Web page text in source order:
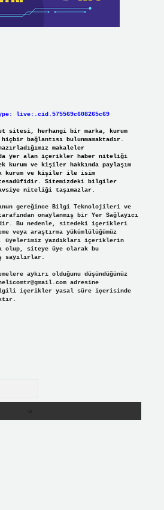
live:.cid.575569c608265c69
sitesi, herhangi bir marka, kurum
bağlantısı bulunmamaktadır.
makaleler
yer alan içerikler haber niteliği
kurum ve kişiler hakkında paylaşım
kurum ve kişiler ile isim
tesadüfidir. Sitemizdeki bilgiler
niteliği taşımazlar.
gereğince Bilgi Teknolojileri ve
onaylanmış bir Yer Sağlayıcı
Bu nedenle, sitedeki içerikleri
veya araştırma yükümlülüğümüz
üyelerimiz yazdıkları içeriklerin
olup, siteye üye olarak bu
sayılırlar.
aykırı olduğunu düşündüğünüz
adresine
içerikler yasal süre içerisinde